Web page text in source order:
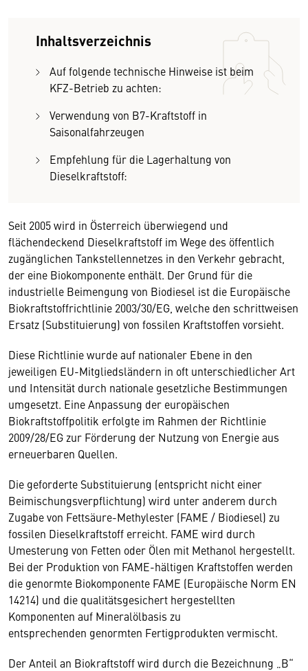
Inhaltsverzeichnis
Auf folgende technische Hinweise ist beim
KFZ-Betrieb zu achten:
Verwendung von B7-Kraftstoff in
Saisonalfahrzeugen
Empfehlung für die Lagerhaltung von
Dieselkraftstoff:
Seit 2005 wird in Österreich überwiegend und
flächendeckend Dieselkraftstoff im Wege des öffentlich
zugänglichen Tankstellennetzes in den Verkehr gebracht,
der eine Biokomponente enthält. Der Grund für die
industrielle Beimengung von Biodiesel ist die Europäische
Biokraftstoffrichtlinie 2003/30/EG, welche den schrittweisen
Ersatz (Substituierung) von fossilen Kraftstoffen vorsieht.
Diese Richtlinie wurde auf nationaler Ebene in den
jeweiligen EU-Mitgliedsländern in oft unterschiedlicher Art
und Intensität durch nationale gesetzliche Bestimmungen
umgesetzt. Eine Anpassung der europäischen
Biokraftstoffpolitik erfolgte im Rahmen der Richtlinie
2009/28/EG zur Förderung der Nutzung von Energie aus
erneuerbaren Quellen.
Die geforderte Substituierung (entspricht nicht einer
Beimischungsverpflichtung) wird unter anderem durch
Zugabe von Fettsäure-Methylester (FAME / Biodiesel) zu
fossilen Dieselkraftstoff erreicht. FAME wird durch
Umesterung von Fetten oder Ölen mit Methanol hergestellt.
Bei der Produktion von FAME-hältigen Kraftstoffen werden
die genormte Biokomponente FAME (Europäische Norm EN
14214) und die qualitätsgesichert hergestellten
Komponenten auf Mineralölbasis zu
entsprechenden genormten Fertigprodukten vermischt.
Der Anteil an Biokraftstoff wird durch die Bezeichnung „B“